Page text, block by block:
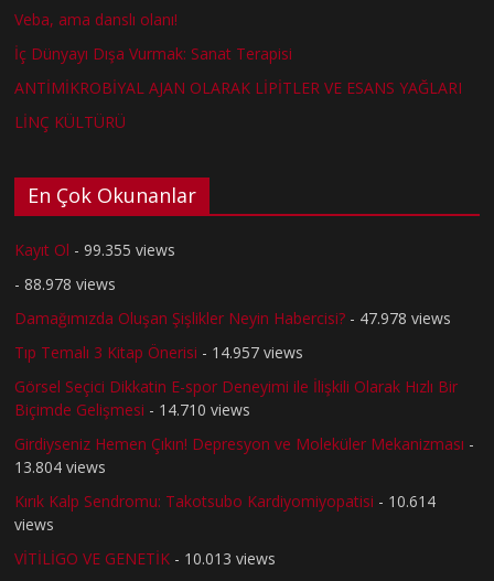
Veba, ama danslı olanı!
İç Dünyayı Dışa Vurmak: Sanat Terapisi
ANTİMİKROBİYAL AJAN OLARAK LİPİTLER VE ESANS YAĞLARI
LİNÇ KÜLTÜRÜ
En Çok Okunanlar
Kayıt Ol - 99.355 views
- 88.978 views
Damağımızda Oluşan Şişlikler Neyin Habercisi? - 47.978 views
Tıp Temalı 3 Kitap Önerisi - 14.957 views
Görsel Seçici Dikkatin E-spor Deneyimi ile İlişkili Olarak Hızlı Bir
Biçimde Gelişmesi - 14.710 views
Girdiyseniz Hemen Çıkın! Depresyon ve Moleküler Mekanizması -
13.804 views
Kırık Kalp Sendromu: Takotsubo Kardiyomiyopatisi - 10.614
views
VİTİLİGO VE GENETİK - 10.013 views